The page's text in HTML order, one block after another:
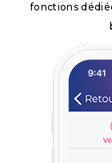
fonctions